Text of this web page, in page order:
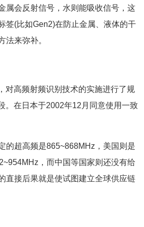
会反射信号，水则能吸收信号，这
签(比如Gen2)在防止金属、液体的干
法来弥补。
高频射频识别技术的实施进行了规
。在日本于2002年12月同意使用一致
超高频是865~868MHz，美国则是
，而中国等国家则还没有给
直接后果就是使试图建立全球供应链